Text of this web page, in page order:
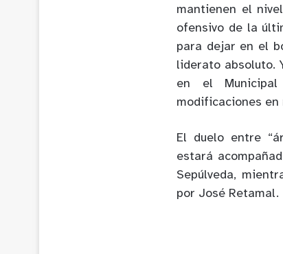
mantienen el
ofensivo de la
para dejar en el
liderato absoluto.
en el
modificaciones
El duelo entre
estará
Sepúlveda,
por José Retamal.